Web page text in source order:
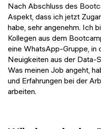
Nach Abschluss des
Aspekt, dass ich jetzt
habe, sehr angenehm. Ich
Kollegen aus dem
eine WhatsApp-Gruppe, in
Neuigkeiten aus der Data-
Was meinen Job angeht,
und Erfahrungen bei der
arbeiten.